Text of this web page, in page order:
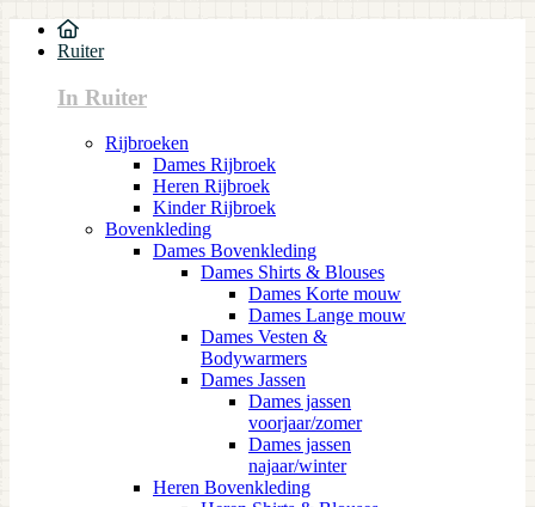
Ruiter
In Ruiter
Rijbroeken
Dames Rijbroek
Heren Rijbroek
Kinder Rijbroek
Bovenkleding
Dames Bovenkleding
Dames Shirts & Blouses
Dames Korte mouw
Dames Lange mouw
Dames Vesten &
Bodywarmers
Dames Jassen
Dames jassen
voorjaar/zomer
Dames jassen
najaar/winter
Heren Bovenkleding